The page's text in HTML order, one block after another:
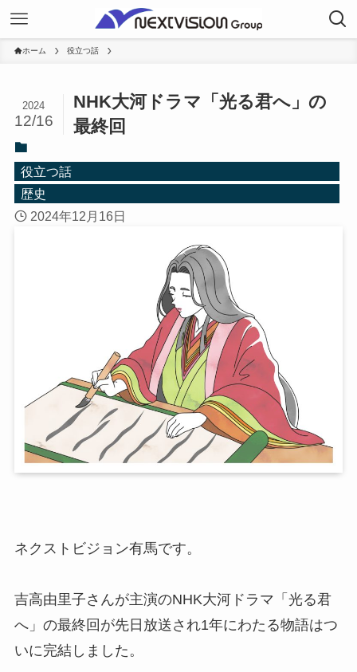
ホーム 役立つ話
NHK大河ドラマ「光る君へ」の
最終回
2024
12/16
役立つ話
歴史
2024年12月16日
ネクストビジョン有馬です。
吉高由里子さんが主演のNHK大河ドラマ「光る君
へ」の最終回が先日放送され1年にわたる物語はつ
いに完結しました。